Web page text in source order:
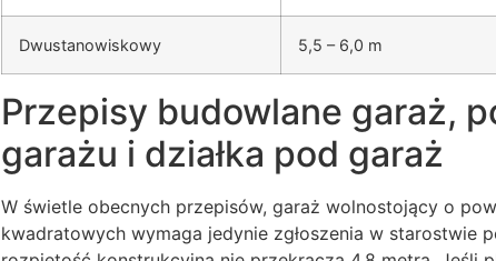
Dwustanowiskowy 5,5 – 6,0 m
Przepisy budowlane garaż,
garażu i działka pod garaż
W świetle obecnych przepisów, garaż wolnostojący o
kwadratowych wymaga jedynie zgłoszenia w starostwie